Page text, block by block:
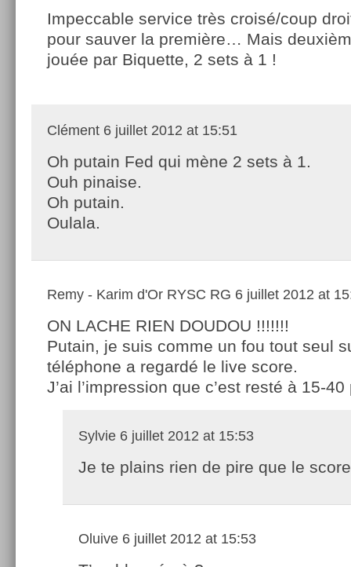
Impeccable service très croisé/coup
pour sauver la première… Mais
jouée par Biquette, 2 sets à 1 !
Clément 6 juillet 2012 at 15:51
Oh putain Fed qui mène 2 sets à 1.
Ouh pinaise.
Oh putain.
Oulala.
Remy - Karim d'Or RYSC RG 6 juillet 2012 at
ON LACHE RIEN DOUDOU !!!!!!!
Putain, je suis comme un fou tout seul
téléphone a regardé le live score.
J’ai l’impression que c’est resté à 15-
Sylvie 6 juillet 2012 at 15:53
Je te plains rien de pire que le
Oluive 6 juillet 2012 at 15:53